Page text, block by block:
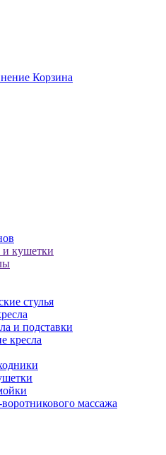
Корзина
кушетки
стулья
и подставки
кресла
массажа